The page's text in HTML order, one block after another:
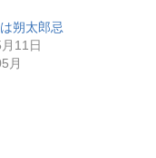
朔太郎忌
11日
月